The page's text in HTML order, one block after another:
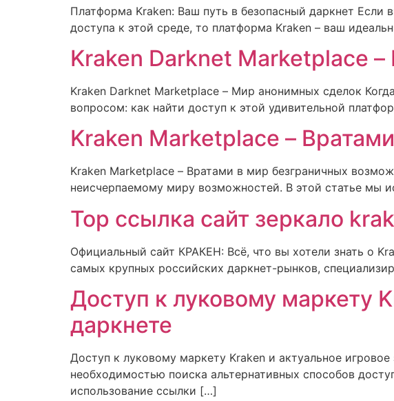
Платформа Kraken: Ваш путь в безопасный даркнет
доступа к этой среде, то платформа Kraken – ваш
Kraken Darknet Marketplace
Kraken Darknet Marketplace – Мир анонимных сделок
вопросом: как найти доступ к этой удивительной
Kraken Marketplace –
Kraken Marketplace – Вратами в мир безграничных
неисчерпаемому миру возможностей. В этой статье мы
Тор ссылка сайт зеркало
Официальный сайт КРАКЕН: Всё, что вы хотели знать о
самых крупных российских даркнет-рынков,
Доступ к луковому маркету
даркнете
Доступ к луковому маркету Kraken и актуальное
необходимостью поиска альтернативных способов
использование ссылки […]